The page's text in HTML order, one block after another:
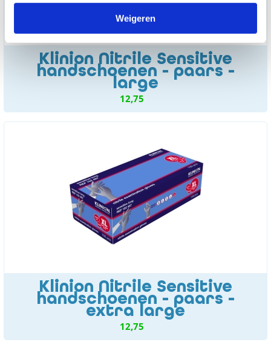
Weigeren
Klinion Nitrile Sensitive
handschoenen - paars -
large
12,75
Klinion Nitrile Sensitive
handschoenen - paars -
extra large
12,75